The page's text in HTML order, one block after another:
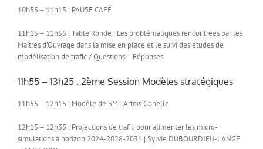
10h55 – 11h15 : PAUSE CAFÉ
11h15 – 11h55 : Table Ronde : Les problématiques rencontrées par les
Maîtres d’Ouvrage dans la mise en place et le suivi des études de
modélisation de trafic / Questions – Réponses
11h55 – 13h25 : 2ème Session Modèles stratégiques
11h55 – 12h15 : Modèle de SMT Artois Gohelle
12h15 – 12h35 : Projections de trafic pour alimenter les micro-
simulations à horizon 2024-2028-2031 | Sylvie DUBOURDIEU-LANGE